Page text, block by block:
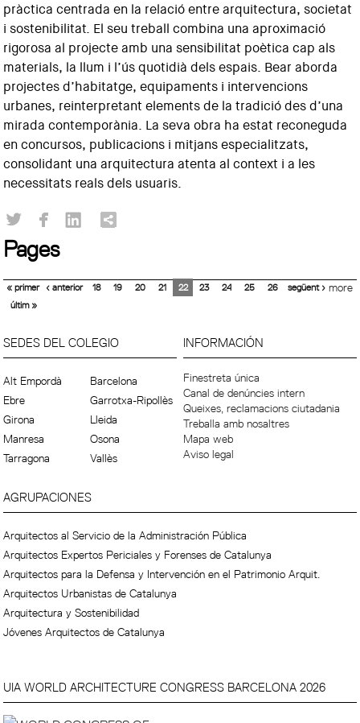
pràctica centrada en la relació entre arquitectura, societat
i sostenibilitat. El seu treball combina una aproximació
rigorosa al projecte amb una sensibilitat poètica cap als
materials, la llum i l’ús quotidià dels espais. Bear aborda
projectes d’habitatge, equipaments i intervencions
urbanes, reinterpretant elements de la tradició des d’una
mirada contemporània. La seva obra ha estat reconeguda
en concursos, publicacions i mitjans especialitzats,
consolidant una arquitectura atenta al context i a les
necessitats reals dels usuaris.​
Pages
« primer ‹ anterior 18 19 20 21 22 23 24 25 26
següent ›
últim »
more
SEDES DEL COLEGIO
Alt Empordà
Barcelona
Ebre
Garrotxa-Ripollès
Girona
Lleida
Manresa
Osona
Tarragona
Vallès
INFORMACIÓN
Finestreta única
Canal de denúncies intern
Queixes, reclamacions ciutadania
Treballa amb nosaltres
Mapa web
Aviso legal
AGRUPACIONES
Arquitectos al Servicio de la Administración Pública
Arquitectos Expertos Periciales y Forenses de Catalunya
Arquitectos para la Defensa y Intervención en el Patrimonio Arquit.
Arquitectos Urbanistas de Catalunya
Arquitectura y Sostenibilidad
Jóvenes Arquitectos de Catalunya
UIA WORLD ARCHITECTURE CONGRESS BARCELONA 2026